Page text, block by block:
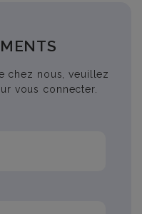
chez nous, veuillez
vous connecter.